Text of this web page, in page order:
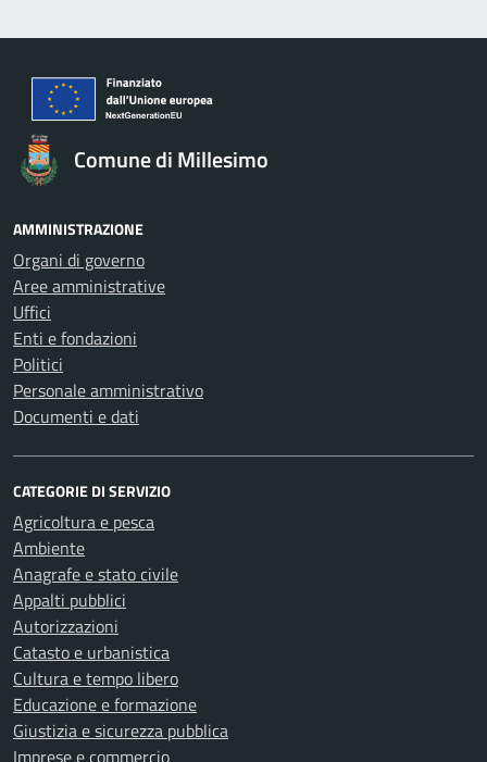
Comune di Millesimo
AMMINISTRAZIONE
Organi di governo
Aree amministrative
Uffici
Enti e fondazioni
Politici
Personale amministrativo
Documenti e dati
CATEGORIE DI SERVIZIO
Agricoltura e pesca
Ambiente
Anagrafe e stato civile
Appalti pubblici
Autorizzazioni
Catasto e urbanistica
Cultura e tempo libero
Educazione e formazione
Giustizia e sicurezza pubblica
Imprese e commercio